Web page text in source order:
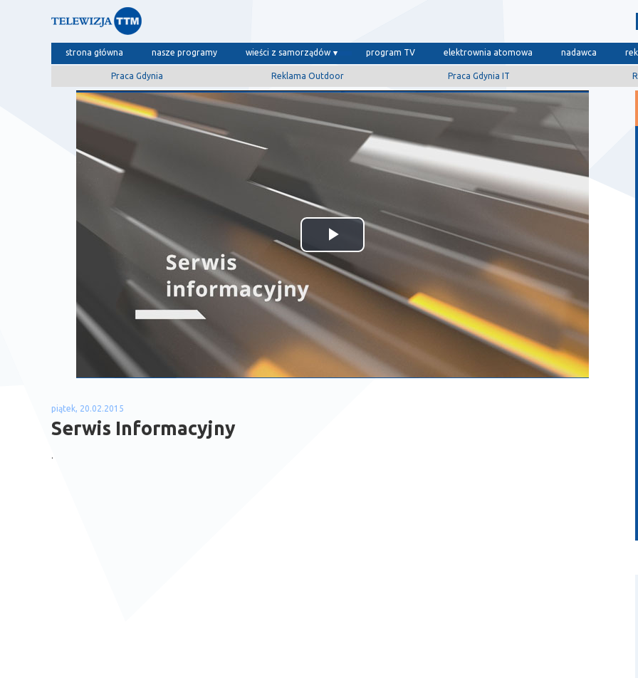
strona główna nasze programy wieści z samorządów program TV elektrownia atomowa nadawca
Praca Gdynia Reklama Outdoor Praca Gdynia IT
Odtwórz
wideo
piątek, 20.02.2015
Serwis Informacyjny
.